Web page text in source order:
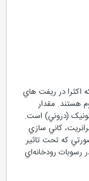
در ريفت هاي
مقدار
(دروني) است.
کاني سازي
که تحت تاثير
رودخانه‌اي